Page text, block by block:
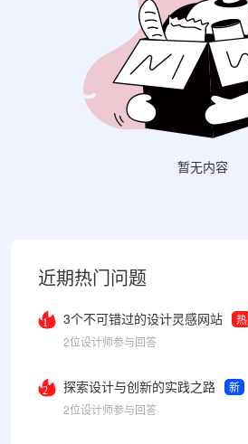
暂无内容
近期热门问题
1 3个不可错过的设计灵感网站
热
2位设计师参与回答
2 探索设计与创新的实践之路
新
2位设计师参与回答